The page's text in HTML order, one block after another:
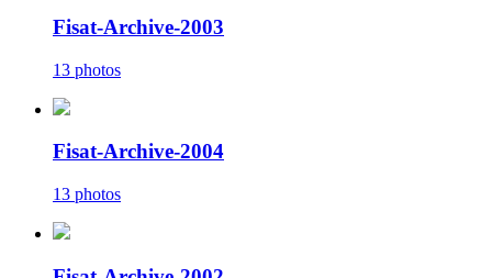
Fisat-Archive-2003
13 photos
Fisat-Archive-2004
13 photos